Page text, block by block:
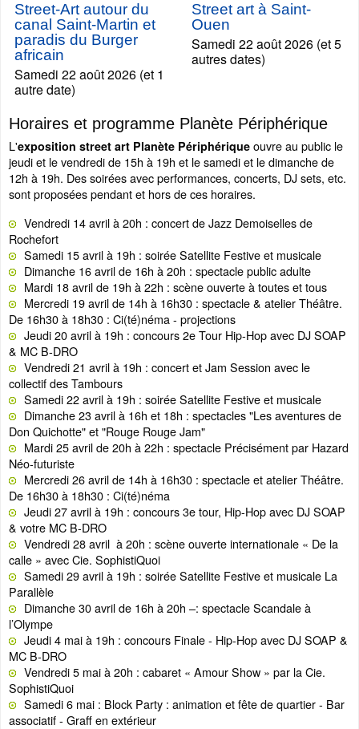
Street-Art autour du
canal Saint-Martin et
paradis du Burger
africain
Samedi 22 août 2026 (et 1
autre date)
Street art à Saint-
Ouen
Samedi 22 août 2026 (et 5
autres dates)
Horaires et programme Planète Périphérique
L'exposition street art Planète Périphérique ouvre au public le
jeudi et le vendredi de 15h à 19h et le samedi et le dimanche de
12h à 19h. Des soirées avec performances, concerts, DJ sets, etc.
sont proposées pendant et hors de ces horaires.
Vendredi 14 avril à 20h : concert de Jazz Demoiselles de
Rochefort
Samedi 15 avril à 19h : soirée Satellite Festive et musicale
Dimanche 16 avril de 16h à 20h : spectacle public adulte
Mardi 18 avril de 19h à 22h : scène ouverte à toutes et tous
Mercredi 19 avril de 14h à 16h30 : spectacle & atelier Théâtre.
De 16h30 à 18h30 : Ci(té)néma - projections
Jeudi 20 avril à 19h : concours 2e Tour Hip-Hop avec DJ SOAP
& MC B-DRO
Vendredi 21 avril à 19h : concert et Jam Session avec le
collectif des Tambours
Samedi 22 avril à 19h : soirée Satellite Festive et musicale
Dimanche 23 avril à 16h et 18h : spectacles "Les aventures de
Don Quichotte" et "Rouge Rouge Jam"
Mardi 25 avril de 20h à 22h : spectacle Précisément par Hazard
Néo-futuriste
Mercredi 26 avril de 14h à 16h30 : spectacle et atelier Théâtre.
De 16h30 à 18h30 : Ci(té)néma
Jeudi 27 avril à 19h : concours 3e tour, Hip-Hop avec DJ SOAP
& votre MC B-DRO
Vendredi 28 avril à 20h : scène ouverte internationale « De la
calle » avec Cie. SophistiQuoi
Samedi 29 avril à 19h : soirée Satellite Festive et musicale La
Parallèle
Dimanche 30 avril de 16h à 20h –: spectacle Scandale à
l’Olympe
Jeudi 4 mai à 19h : concours Finale - Hip-Hop avec DJ SOAP &
MC B-DRO
Vendredi 5 mai à 20h : cabaret « Amour Show » par la Cie.
SophistiQuoi
Samedi 6 mai : Block Party : animation et fête de quartier - Bar
associatif - Graff en extérieur